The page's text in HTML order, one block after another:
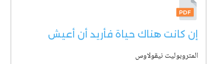
إن كانت هناك حياة فأريد أن أعيش
المتروبوليت نيقولاوس